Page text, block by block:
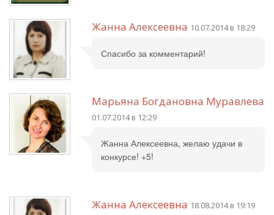
Жанна Алексеевна 10.07.2014 в 18:29
Спасибо за комментарий!
Марьяна Богдановна Муравлева
01.07.2014 в 12:29
Жанна Алексеевна, желаю удачи в
конкурсе! +5!
Жанна Алексеевна 18.08.2014 в 19:19